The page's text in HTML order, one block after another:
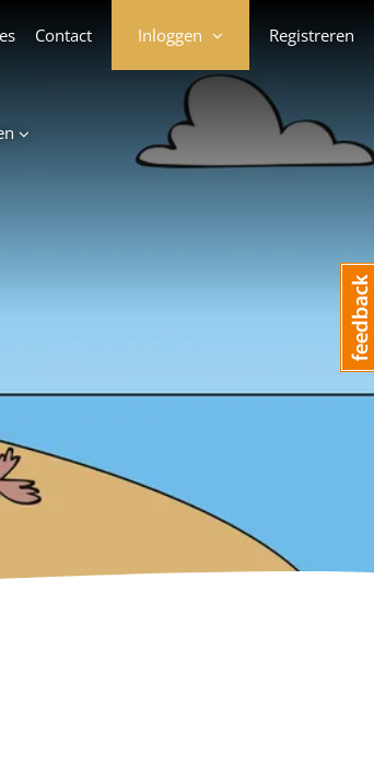
Contact Inloggen Registreren